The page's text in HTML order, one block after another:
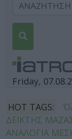
Friday,
HOT TAGS:
ΔΕΙΚΤΗΣ
ΑΝΑΛΟΓΙΑ